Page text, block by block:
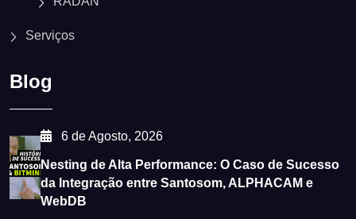
Serviços
Blog
6 de Agosto, 2026
Nesting de Alta Performance: O Caso de Sucesso
da Integração entre Santosom, ALPHACAM e
WebDB